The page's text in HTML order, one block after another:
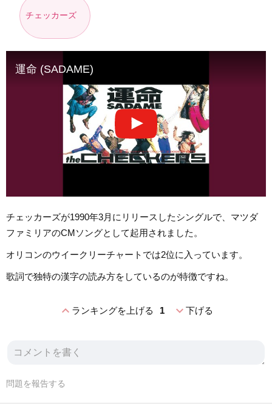
チェッカーズ
運命 (SADAME)
チェッカーズが1990年3月にリリースしたシングルで、マツダ
ファミリアのCMソングとして起用されました。
オリコンのウイークリーチャートでは2位に入っています。
歌詞で独特の漢字の読み方をしているのが特徴ですね。
expand_lessランキングを上げる 1 expand_more下げる
問題を報告する